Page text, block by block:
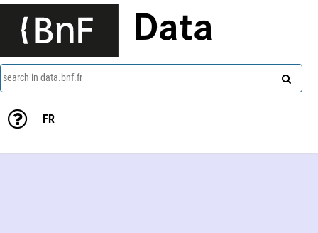
Data
search in data.bnf.fr
FR